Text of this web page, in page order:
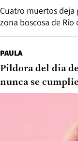
Cuatro muertos
zona boscosa de Río
PAULA
Píldora del día
nunca se